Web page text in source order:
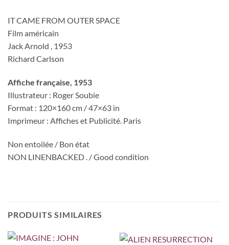
IT CAME FROM OUTER SPACE
Film américain
Jack Arnold , 1953
Richard Carlson
Affiche française , 1953
Illustrateur : Roger Soubie
Format : 120×160 cm / 47×63 in
Imprimeur : Affiches et Publicité. Paris
Non entoilée / Bon état
NON LINENBACKED . / Good condition
PRODUITS SIMILAIRES